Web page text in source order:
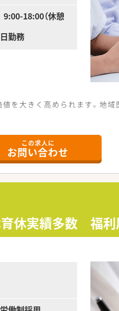
ご活躍実績がございます。
師として患者様対応に専念
立が叶う環境です。
18:00（休憩
勤務
を大きく高められます。地
分ほどの距離にあり、車での
に対して丁寧に向き合いなが
とされる在宅医療の知識を深
地域に根ざした密着型の運営
も従事するなど多職種連携
務負担を軽減する取り組み
的な薬局薬剤師としての業務
管理まで一連のサポートを
専門性を活かした提案や連携
ラーを防ぐとともに調剤の
識をスタッフ全員で共有し
この求人に
お問い合わせ
休実績多数 福利